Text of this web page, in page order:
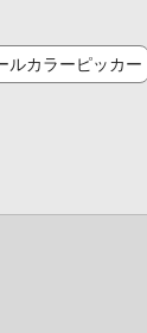
ルカラーピッカー